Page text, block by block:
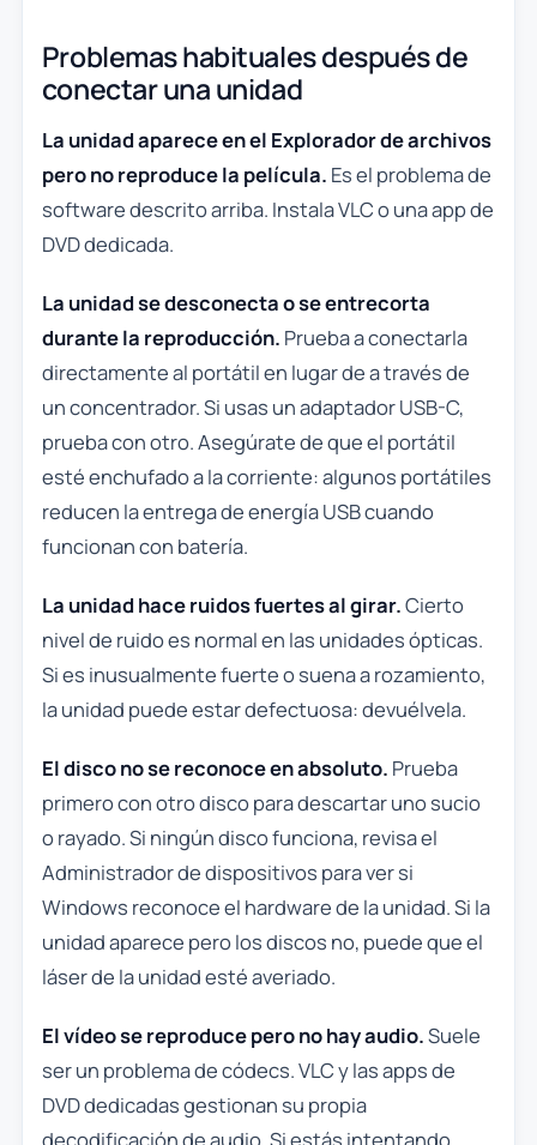
Problemas habituales después de
conectar una unidad
La unidad aparece en el Explorador de archivos
pero no reproduce la película. Es el problema de
software descrito arriba. Instala VLC o una app de
DVD dedicada.
La unidad se desconecta o se entrecorta
durante la reproducción. Prueba a conectarla
directamente al portátil en lugar de a través de
un concentrador. Si usas un adaptador USB-C,
prueba con otro. Asegúrate de que el portátil
esté enchufado a la corriente: algunos portátiles
reducen la entrega de energía USB cuando
funcionan con batería.
La unidad hace ruidos fuertes al girar.Cierto
nivel de ruido es normal en las unidades ópticas.
Si es inusualmente fuerte o suena a rozamiento,
la unidad puede estar defectuosa: devuélvela.
El disco no se reconoce en absoluto. Prueba
primero con otro disco para descartar uno sucio
o rayado. Si ningún disco funciona, revisa el
Administrador de dispositivos para ver si
Windows reconoce el hardware de la unidad. Si la
unidad aparece pero los discos no, puede que el
láser de la unidad esté averiado.
El vídeo se reproduce pero no hay audio.Suele
ser un problema de códecs. VLC y las apps de
DVD dedicadas gestionan su propia
decodificación de audio. Si estás intentando